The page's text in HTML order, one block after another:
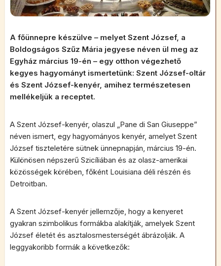
A főünnepre készülve – melyet Szent József, a
Boldogságos Szűz Mária jegyese néven ül meg az
Egyház március 19-én – egy otthon végezhető
kegyes hagyományt ismertetünk: Szent József-oltár
és Szent József-kenyér, amihez természetesen
mellékeljük a receptet.
A Szent József-kenyér, olaszul „Pane di San Giuseppe”
néven ismert, egy hagyományos kenyér, amelyet Szent
József tiszteletére sütnek ünnepnapján, március 19-én.
Különösen népszerű Szicíliában és az olasz-amerikai
közösségek körében, főként Louisiana déli részén és
Detroitban.
A Szent József-kenyér jellemzője, hogy a kenyeret
gyakran szimbolikus formákba alakítják, amelyek Szent
József életét és asztalosmesterségét ábrázolják. A
leggyakoribb formák a következők: